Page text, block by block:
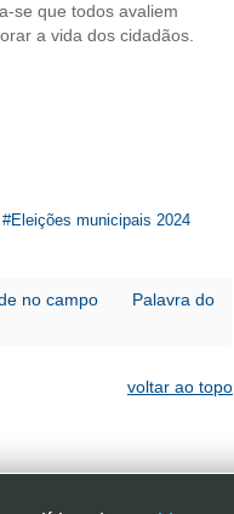
se que todos avaliem
a vida dos cidadãos.
Eleições municipais 2024
no campo
Palavra do
voltar ao topo